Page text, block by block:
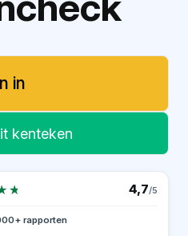
kenteken
4,7/5
rapporten